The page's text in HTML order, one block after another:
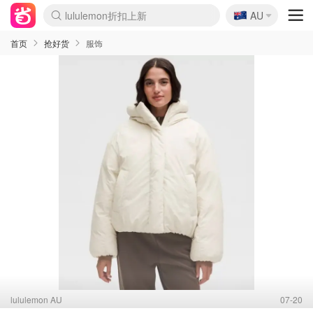
lululemon折扣上新
SSENSE年中3折
FreshBeauty好价汇总
Cettire降价+叠9折
WWS Coles超市实拍
viagogo二手票捡漏
Myer超级周末1折
The Outnet奢牌1折起
David Jones 3折起
Flannels大牌1折
Perfumes Club护肤1折
AMIRO返校季6.2折
Amazon折扣汇总
eToro入金$200送$50
Amazon数码好物
ICONIC本周7.5折
ThedoubleF高奢地板价
Moose Knuckles 6折
丝芙兰5折起
EUFY官网3.7折起
Selenichast首饰2折
Trip机票酒店促销
YSL送5件彩妆礼
Amazon家居好物
Amazon美妆护肤
雅漾大喷$8
过敏原检测盒$33
伊索独家赠50ml沐浴露
科颜氏清仓3折
SEALIFE海洋馆门票6折
丝塔芙大白罐$16
订阅Newsletter送香薰
Cult Beauty 6.8折
Harrods圣诞日历2.3折
LN-CC奢牌私促3折
d'Alba空姐喷雾$16
EVE LOM套装逆天2折
Bernardelli独家4折
Adore Beauty 6折起
CT圣诞日历
Mytheresa奢品2.7折
Luxury Escapes 9折
Currentbody美容仪9折
MOON Garden Live
Roborock扫地机3.7折
Tingo Life水杯$24
Valentino官网5折
CR洗发护发6.3折
修丽可套装7.4折
Myer彩妆2件7折
GANNI官网4.5折
Stylevana韩妆4折
Tessabit高奢8.5折
OGX洗护4折
Amazon阿德莱德次日达
卡诗8.5折+赠礼
Philips Hue灯具8折
🇦🇺
AU
首页 抢好货 服饰
lululemon AU 07-20